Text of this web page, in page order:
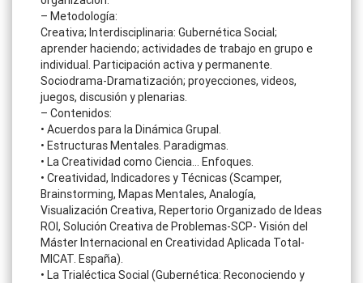
– Metodología:
Creativa; Interdisciplinaria: Gubernética Social;
aprender haciendo; actividades de trabajo en grupo e
individual. Participación activa y permanente.
Sociodrama-Dramatización; proyecciones, videos,
juegos, discusión y plenarias.
– Contenidos:
• Acuerdos para la Dinámica Grupal.
• Estructuras Mentales. Paradigmas.
• La Creatividad como Ciencia… Enfoques.
• Creatividad, Indicadores y Técnicas (Scamper,
Brainstorming, Mapas Mentales, Analogía,
Visualización Creativa, Repertorio Organizado de Ideas
ROI, Solución Creativa de Problemas-SCP- Visión del
Máster Internacional en Creatividad Aplicada Total-
MICAT. España).
• La Trialéctica Social (Gubernética: Reconociendo y